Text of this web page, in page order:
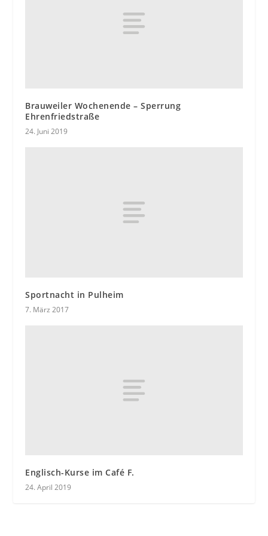
Brauweiler Wochenende – Sperrung
Ehrenfriedstraße
24. Juni 2019
Sportnacht in Pulheim
7. März 2017
Englisch-Kurse im Café F.
24. April 2019